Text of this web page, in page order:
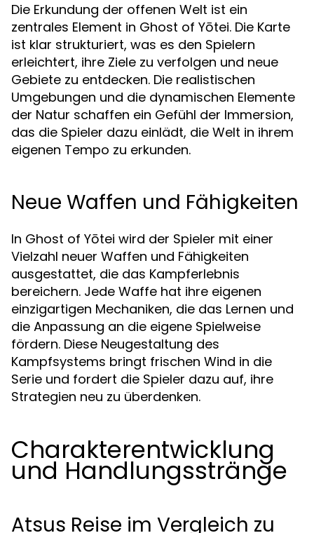
Die Erkundung der offenen Welt ist ein
zentrales Element in Ghost of Yōtei. Die Karte
ist klar strukturiert, was es den Spielern
erleichtert, ihre Ziele zu verfolgen und neue
Gebiete zu entdecken. Die realistischen
Umgebungen und die dynamischen Elemente
der Natur schaffen ein Gefühl der Immersion,
das die Spieler dazu einlädt, die Welt in ihrem
eigenen Tempo zu erkunden.
Neue Waffen und Fähigkeiten
In Ghost of Yōtei wird der Spieler mit einer
Vielzahl neuer Waffen und Fähigkeiten
ausgestattet, die das Kampferlebnis
bereichern. Jede Waffe hat ihre eigenen
einzigartigen Mechaniken, die das Lernen und
die Anpassung an die eigene Spielweise
fördern. Diese Neugestaltung des
Kampfsystems bringt frischen Wind in die
Serie und fordert die Spieler dazu auf, ihre
Strategien neu zu überdenken.
Charakterentwicklung
und Handlungsstränge
Atsus Reise im Vergleich zu